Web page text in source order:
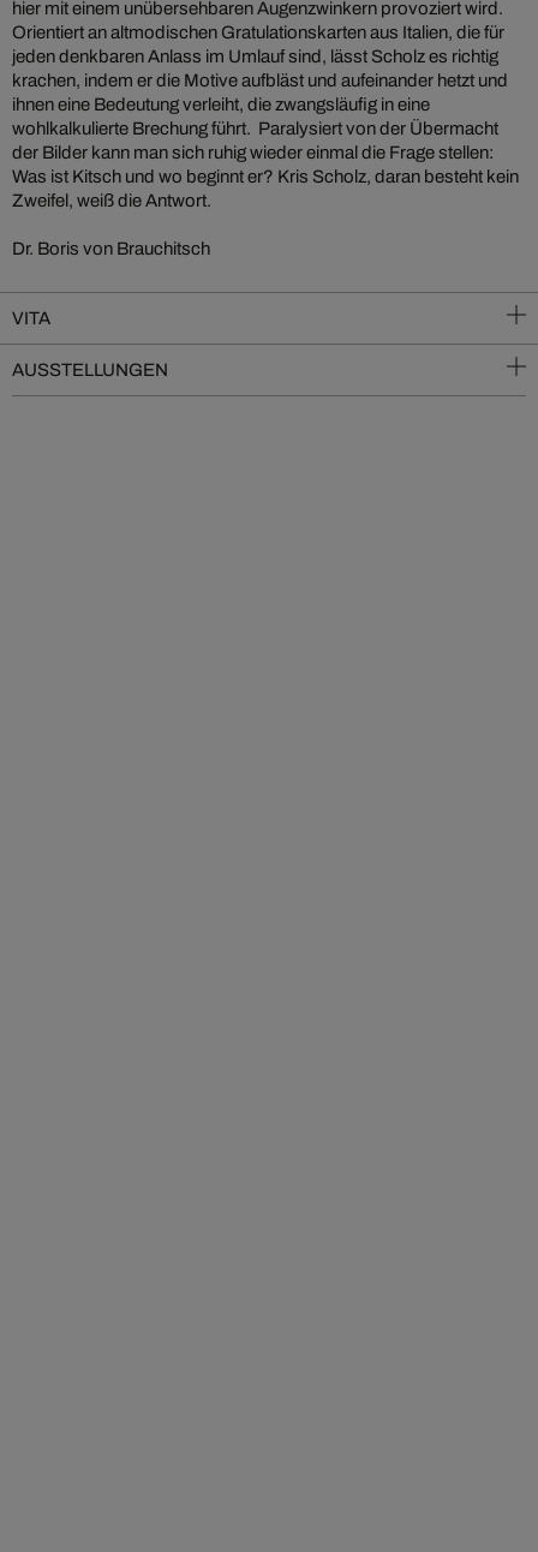
hier mit einem unübersehbaren Augenzwinkern provoziert wird.
Orientiert an altmodischen Gratulationskarten aus Italien, die für
jeden denkbaren Anlass im Umlauf sind, lässt Scholz es richtig
krachen, indem er die Motive aufbläst und aufeinander hetzt und
ihnen eine Bedeutung verleiht, die zwangsläufig in eine
wohlkalkulierte Brechung führt. Paralysiert von der Übermacht
der Bilder kann man sich ruhig wieder einmal die Frage stellen:
Was ist Kitsch und wo beginnt er? Kris Scholz, daran besteht kein
Zweifel, weiß die Antwort.
Dr. Boris von Brauchitsch
VITA
AUSSTELLUNGEN